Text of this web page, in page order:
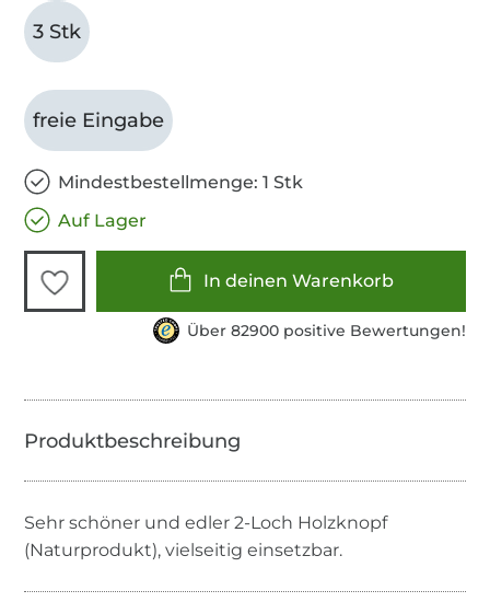
3 Stk
freie Eingabe
Mindestbestellmenge: 1 Stk
Auf Lager
In deinen Warenkorb
Über 82900 positive Bewertungen!
Sehr schöner und edler 2-Loch Holzknopf
(Naturprodukt), vielseitig einsetzbar.